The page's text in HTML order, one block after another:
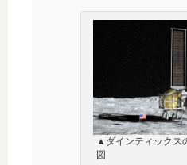
▲ダインティックス
図